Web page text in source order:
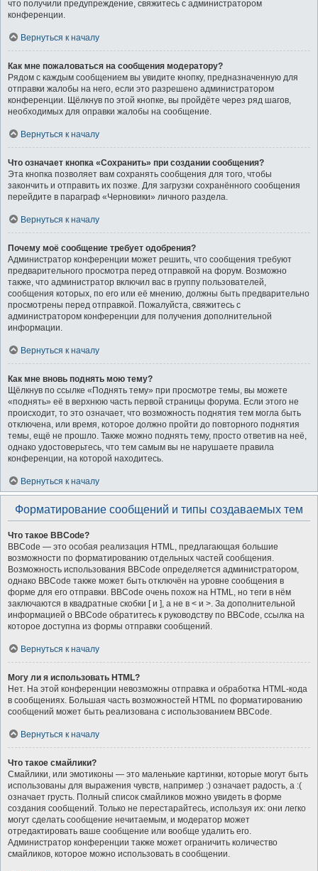
что получили предупреждение, свяжитесь с администратором
конференции.
Вернуться к началу
Как мне пожаловаться на сообщения модератору?
Рядом с каждым сообщением вы увидите кнопку, предназначенную для
отправки жалобы на него, если это разрешено администратором
конференции. Щёлкнув по этой кнопке, вы пройдёте через ряд шагов,
необходимых для оправки жалобы на сообщение.
Вернуться к началу
Что означает кнопка «Сохранить» при создании сообщения?
Эта кнопка позволяет вам сохранять сообщения для того, чтобы
закончить и отправить их позже. Для загрузки сохранённого сообщения
перейдите в параграф «Черновики» личного раздела.
Вернуться к началу
Почему моё сообщение требует одобрения?
Администратор конференции может решить, что сообщения требуют
предварительного просмотра перед отправкой на форум. Возможно
также, что администратор включил вас в группу пользователей,
сообщения которых, по его или её мнению, должны быть предварительно
просмотрены перед отправкой. Пожалуйста, свяжитесь с
администратором конференции для получения дополнительной
информации.
Вернуться к началу
Как мне вновь поднять мою тему?
Щёлкнув по ссылке «Поднять тему» при просмотре темы, вы можете
«поднять» её в верхнюю часть первой страницы форума. Если этого не
происходит, то это означает, что возможность поднятия тем могла быть
отключена, или время, которое должно пройти до повторного поднятия
темы, ещё не прошло. Также можно поднять тему, просто ответив на неё,
однако удостоверьтесь, что тем самым вы не нарушаете правила
конференции, на которой находитесь.
Вернуться к началу
Форматирование сообщений и типы создаваемых тем
Что такое BBCode?
BBCode — это особая реализация HTML, предлагающая большие
возможности по форматированию отдельных частей сообщения.
Возможность использования BBCode определяется администратором,
однако BBCode также может быть отключён на уровне сообщения в
форме для его отправки. BBCode очень похож на HTML, но теги в нём
заключаются в квадратные скобки [ и ], а не в < и >. За дополнительной
информацией о BBCode обратитесь к руководству по BBCode, ссылка на
которое доступна из формы отправки сообщений.
Вернуться к началу
Могу ли я использовать HTML?
Нет. На этой конференции невозможны отправка и обработка HTML-кода
в сообщениях. Большая часть возможностей HTML по форматированию
сообщений может быть реализована с использованием BBCode.
Вернуться к началу
Что такое смайлики?
Смайлики, или эмотиконы — это маленькие картинки, которые могут быть
использованы для выражения чувств, например :) означает радость, а :(
означает грусть. Полный список смайликов можно увидеть в форме
создания сообщений. Только не перестарайтесь, используя их: они легко
могут сделать сообщение нечитаемым, и модератор может
отредактировать ваше сообщение или вообще удалить его.
Администратор конференции также может ограничить количество
смайликов, которое можно использовать в сообщении.